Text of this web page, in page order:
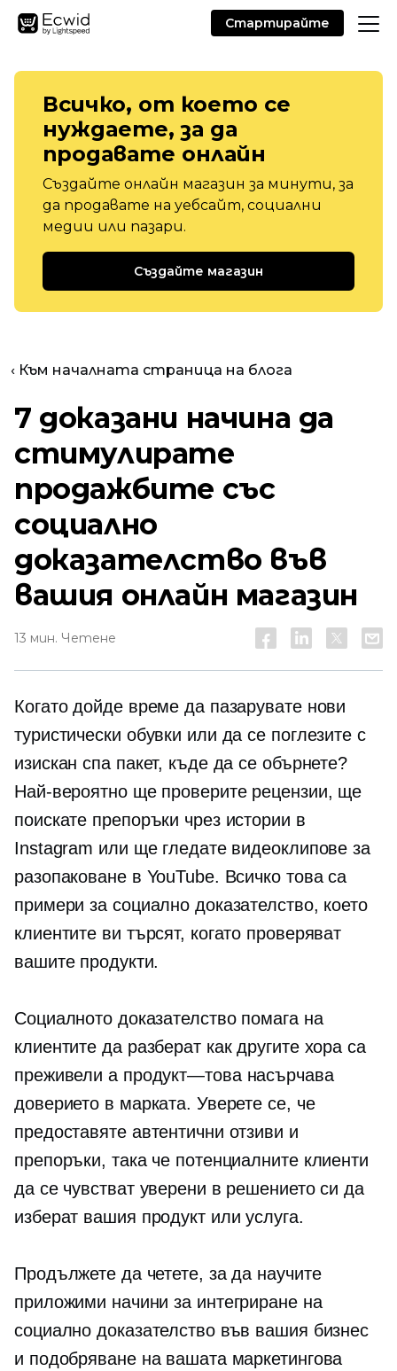
Стартирайте
Всичко, от което се
нуждаете, за да
продавате онлайн
Създайте онлайн магазин за минути, за
да продавате на уебсайт, социални
медии или пазари.
Създайте магазин
‹ Към началната страница на блога
7 доказани начина да
стимулирате
продажбите със
социално
доказателство във
вашия онлайн магазин
13 мин. Четене
Когато дойде време да пазарувате нови
туристически обувки или да се поглезите с
изискан спа пакет, къде да се обърнете?
Най-вероятно ще проверите рецензии, ще
поискате препоръки чрез истории в
Instagram или ще гледате видеоклипове за
разопаковане в YouTube. Всичко това са
примери за социално доказателство, което
клиентите ви търсят, когато проверяват
вашите продукти.
Социалното доказателство помага на
клиентите да разберат как другите хора са
преживели a продукт—тованасърчава
доверието в марката. Уверете се, че
предоставяте автентични отзиви и
препоръки, така че потенциалните клиенти
да се чувстват уверени в решението си да
изберат вашия продукт или услуга.
Продължете да четете, за да научите
приложими начини за интегриране на
социално доказателство във вашия бизнес
и подобряване на вашата маркетингова